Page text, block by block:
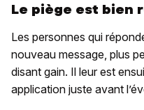
Le piège est bien
Les personnes qui
nouveau message, plus
disant gain. Il leur est
application juste avant